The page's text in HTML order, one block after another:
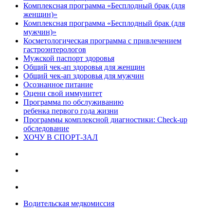
Комплексная программа «Бесплодный брак (для
женщин)»
Комплексная программа «Бесплодный брак (для
мужчин)»
Косметологическая программа с привлечением
гастроэнтерологов
Мужской паспорт здоровья
Общий чек-ап здоровья для женщин
Общий чек-ап здоровья для мужчин
Осознанное питание
Оцени свой иммунитет
Программа по обслуживанию
ребенка первого года жизни
Программы комплексной диагностики: Check-up
обследование
ХОЧУ В CПОРТ-ЗАЛ
Водительская медкомиссия